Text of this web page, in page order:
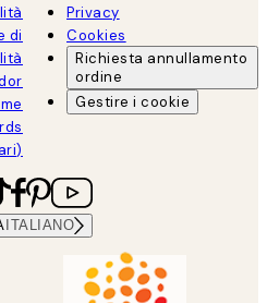
di
Privacy
Cookies
Richiesta annullamento
ordine
Gestire i cookie
ITALIANO